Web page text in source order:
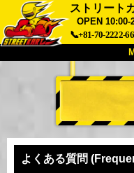
ストリート
OPEN 10:00-
📞+81-70-2222-
概要
アクセス
よくある質問